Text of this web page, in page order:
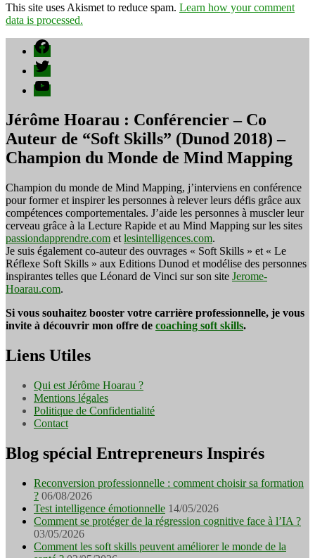
This site uses Akismet to reduce spam. Learn how your comment
data is processed.
Facebook
Twitter
YouTube
Jérôme Hoarau : Conférencier – Co
Auteur de “Soft Skills” (Dunod 2018) –
Champion du Monde de Mind Mapping
Champion du monde de Mind Mapping, j’interviens en conférence
pour former et inspirer les personnes à relever leurs défis grâce aux
compétences comportementales. J’aide les personnes à muscler leur
cerveau grâce à la Lecture Rapide et au Mind Mapping sur les sites
passiondapprendre.com et lesintelligences.com.
Je suis également co-auteur des ouvrages « Soft Skills » et « Le
Réflexe Soft Skills » aux Editions Dunod et modélise des personnes
inspirantes telles que Léonard de Vinci sur son site Jerome-
Hoarau.com.
Si vous souhaitez booster votre carrière professionnelle, je vous
invite à découvrir mon offre de coaching soft skills.
Liens Utiles
Qui est Jérôme Hoarau ?
Mentions légales
Politique de Confidentialité
Contact
Blog spécial Entrepreneurs Inspirés
Reconversion professionnelle : comment choisir sa formation
? 06/08/2026
Test intelligence émotionnelle 14/05/2026
Comment se protéger de la régression cognitive face à l’IA ?
03/05/2026
Comment les soft skills peuvent améliorer le monde de la